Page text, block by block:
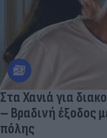
Στα Χανιά για
– Βραδινή έξοδος
πόλης